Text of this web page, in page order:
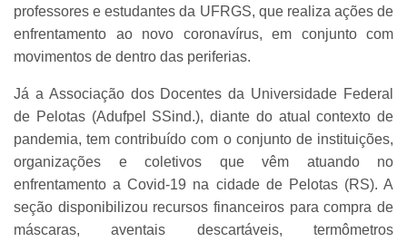
professores e estudantes da UFRGS, que realiza ações de
enfrentamento ao novo coronavírus, em conjunto com
movimentos de dentro das periferias.
Já a Associação dos Docentes da Universidade Federal
de Pelotas (Adufpel SSind.), diante do atual contexto de
pandemia, tem contribuído com o conjunto de instituições,
organizações e coletivos que vêm atuando no
enfrentamento a Covid-19 na cidade de Pelotas (RS). A
seção disponibilizou recursos financeiros para compra de
máscaras, aventais descartáveis, termômetros